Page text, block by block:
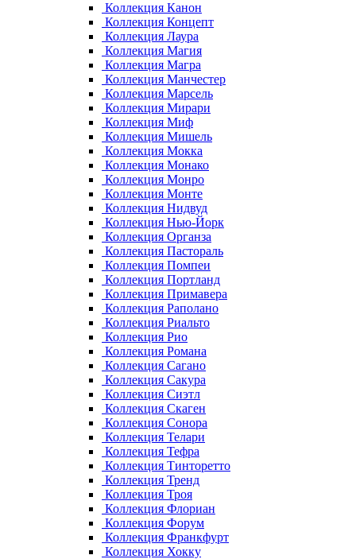
Коллекция Канон
Коллекция Концепт
Коллекция Лаура
Коллекция Магия
Коллекция Магра
Коллекция Манчестер
Коллекция Марсель
Коллекция Мирари
Коллекция Миф
Коллекция Мишель
Коллекция Мокка
Коллекция Монако
Коллекция Монро
Коллекция Монте
Коллекция Нидвуд
Коллекция Нью-Йорк
Коллекция Органза
Коллекция Пастораль
Коллекция Помпеи
Коллекция Портланд
Коллекция Примавера
Коллекция Раполано
Коллекция Риальто
Коллекция Рио
Коллекция Романа
Коллекция Сагано
Коллекция Сакура
Коллекция Сиэтл
Коллекция Скаген
Коллекция Сонора
Коллекция Телари
Коллекция Тефра
Коллекция Тинторетто
Коллекция Тренд
Коллекция Троя
Коллекция Флориан
Коллекция Форум
Коллекция Франкфурт
Коллекция Хокку